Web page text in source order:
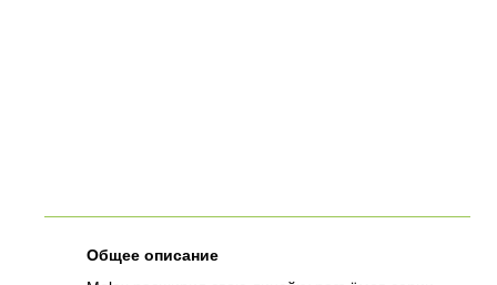
Общее описание